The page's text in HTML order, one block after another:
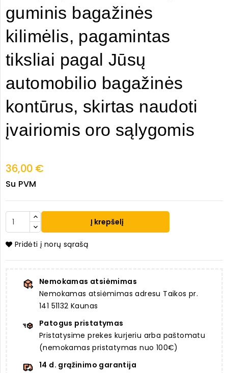
guminis bagažinės
kilimėlis, pagamintas
tiksliai pagal Jūsų
automobilio bagažinės
kontūrus, skirtas naudoti
įvairiomis oro sąlygomis
36,00 €
Su PVM
Į krepšelį
Pridėti į norų sąrašą
Nemokamas atsiėmimas
Nemokamas atsiėmimas adresu Taikos pr.
141 51132 Kaunas
Patogus pristatymas
Pristatysime prekes kurjeriu arba paštomatu
(nemokamas pristatymas nuo 100€)
14 d. grąžinimo garantija